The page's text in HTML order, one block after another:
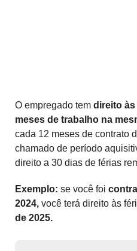
O empregado tem direito
meses de trabalho na
cada 12 meses de contrato
chamado de período
direito a 30 dias de férias
Exemplo: se você foi
2024, você terá direito às
de 2025.